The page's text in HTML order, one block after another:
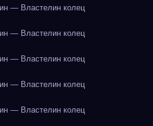
— Властелин колец
— Властелин колец
— Властелин колец
— Властелин колец
— Властелин колец